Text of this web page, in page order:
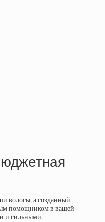
волосы, а созданный
помощником в вашей
и сильными.